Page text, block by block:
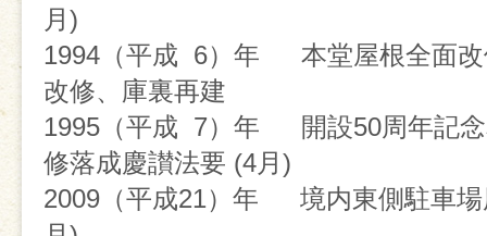
物です。
この節目を機に、本堂が今後
の拠り所であり続け、次世代へ
えを受け継いでいけるよう、出
一同いっそう精進してまいりま
月)
1994（平成 6）年 本堂屋根全面改
改修、庫裏再建
1995（平成 7）年 開設50周年記念
修落成慶讃法要 (4月)
2009（平成21）年 境内東側駐車場